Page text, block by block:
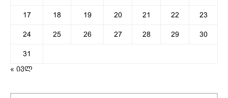
17 18 19 20 21 22 23
24 25 26 27 28 29 30
31
« ივლ